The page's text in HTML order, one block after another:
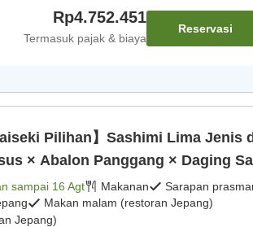
Rp4.752.451
Termasuk pajak & biaya
Reservasi
Pilihan】Sashimi Lima Jenis
× Abalon Panggang × Daging
di Atas Teppan [Makan malam
prasmanan]
sampai 16 Agt Makanan
Sarapan
Makan malam (restoran Jepang)
Jepang)